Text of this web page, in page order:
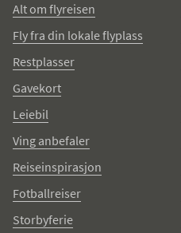
Alt om flyreisen
Fly fra din lokale flyplass
Restplasser
Gavekort
Leiebil
Ving anbefaler
Reiseinspirasjon
Fotballreiser
Storbyferie